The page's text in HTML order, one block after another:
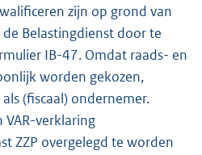
zijn op grond van
Belastingdienst door te
IB-47. Omdat raads- en
worden gekozen,
(fiscaal) ondernemer.
verklaring
ZZP overgelegd te worden